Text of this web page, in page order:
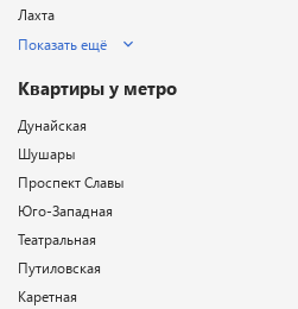
Лахта
Показать ещё
Квартиры у метро
Дунайская
Шушары
Проспект Славы
Юго-Западная
Театральная
Путиловская
Каретная